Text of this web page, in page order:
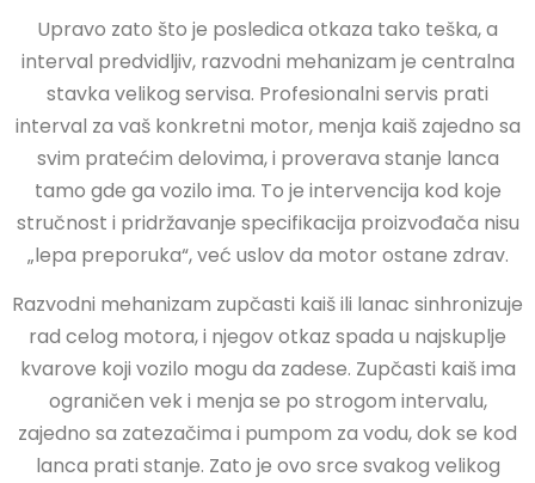
Upravo zato što je posledica otkaza tako teška, a
interval predvidljiv, razvodni mehanizam je centralna
stavka velikog servisa. Profesionalni servis prati
interval za vaš konkretni motor, menja kaiš zajedno sa
svim pratećim delovima, i proverava stanje lanca
tamo gde ga vozilo ima. To je intervencija kod koje
stručnost i pridržavanje specifikacija proizvođača nisu
„lepa preporuka“, već uslov da motor ostane zdrav.
Razvodni mehanizam zupčasti kaiš ili lanac sinhronizuje
rad celog motora, i njegov otkaz spada u najskuplje
kvarove koji vozilo mogu da zadese. Zupčasti kaiš ima
ograničen vek i menja se po strogom intervalu,
zajedno sa zatezačima i pumpom za vodu, dok se kod
lanca prati stanje. Zato je ovo srce svakog velikog